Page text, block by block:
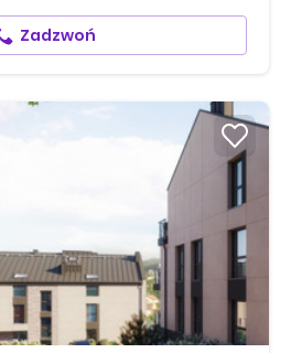
Zadzwoń